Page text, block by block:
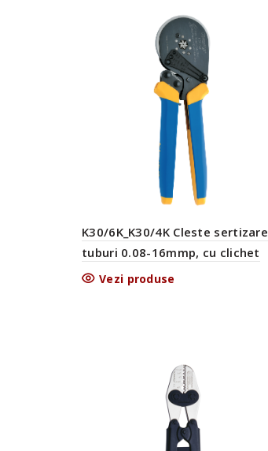
K30/6K_K30/4K Cleste sertizare
tuburi 0.08-16mmp, cu clichet
Vezi produse